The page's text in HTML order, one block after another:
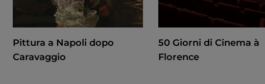
Pittura a Napoli dopo
Caravaggio
50 Giorni di Cinema à
Florence